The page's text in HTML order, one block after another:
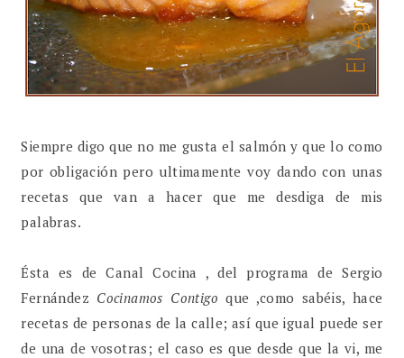
Siempre digo que no me gusta el salmón y que lo como
por obligación pero ultimamente voy dando con unas
recetas que van a hacer que me desdiga de mis
palabras.
Ésta es de Canal Cocina , del programa de Sergio
Fernández Cocinamos Contigo que ,como sabéis, hace
recetas de personas de la calle; así que igual puede ser
de una de vosotras; el caso es que desde que la vi, me